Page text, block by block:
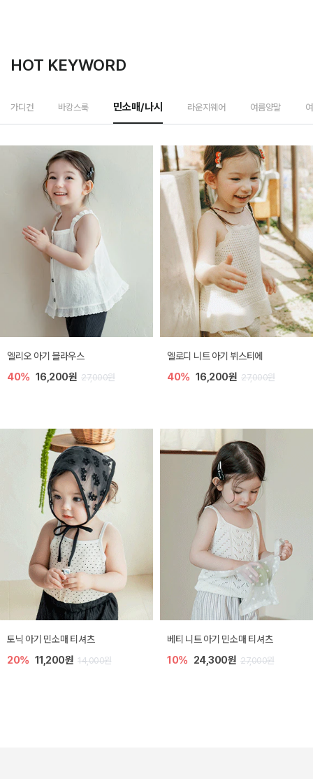
HOT KEYWORD
가디건 바캉스룩 민소매/나시 라운지웨어 여름양말
미렐 아기 라운지웨어
30% 22,400원 32,000원
[SIZE ~6Y] 로미나 라운지 셋업
30% 20,300원 29,000원
렌디 아기 라운지웨어
30% 14,700원 21,000원
[SIZE ~6Y] 오뎃 라운지웨어
30% 16,100원 23,000원